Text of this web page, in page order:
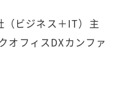
ビジネス＋IT）主
フィスDXカンファ